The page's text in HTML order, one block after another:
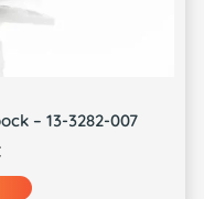
– 13-3282-007